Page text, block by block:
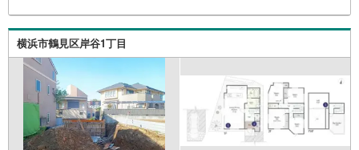
休日:水曜日）この時間帯はお電話でのお問い合わせがスム
ーズにご案内できます。★物件ツアー大歓迎です！「室
内・現地を見学する」ボタンよりお問合せ下さい。スタッ
フよりご案内可能な日程をご連絡させていただきます。
横浜市鶴見区岸谷1丁目